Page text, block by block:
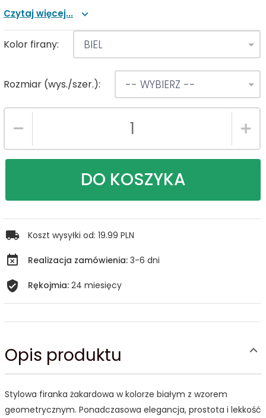
Czytaj więcej...
Kolor firany: BIEL
Rozmiar (wys./szer.): -- WYBIERZ --
DO KOSZYKA
Koszt wysyłki od: 19.99 PLN
Realizacja zamówienia: 3-6 dni
Rękojmia: 24 miesięcy
Opis produktu
Stylowa firanka żakardowa w kolorze białym z wzorem
geometrycznym. Ponadczasowa elegancja, prostota i lekkość